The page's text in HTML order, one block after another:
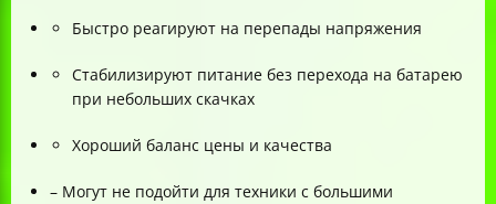
Быстро реагируют на перепады напряжения
Стабилизируют питание без перехода на батарею
при небольших скачках
Хороший баланс цены и качества
– Могут не подойти для техники с большими